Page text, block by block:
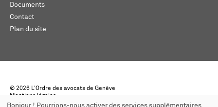
Documents
Contact
Plan du site
© 2026 L'Ordre des avocats de Genève
Mentions légales
Créé par monoloco
Bonjour ! Pourrions-nous activer des services supplémentaires